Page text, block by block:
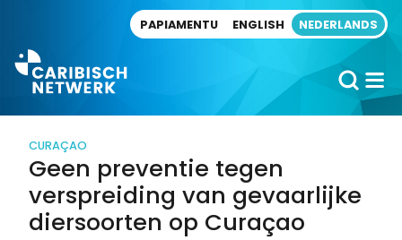
PAPIAMENTU ENGLISH NEDERLANDS
CURAÇAO
Geen preventie tegen
verspreiding van gevaarlijke
diersoorten op Curaçao